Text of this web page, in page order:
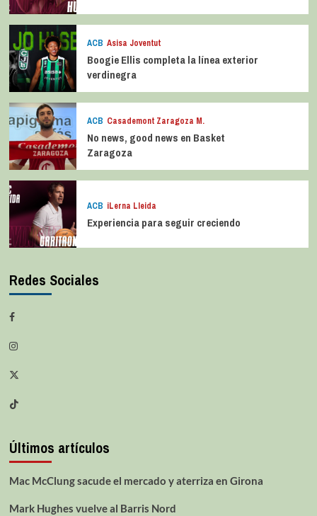
ACB Asisa Joventut
Boogie Ellis completa la línea exterior
verdinegra
ACB Casademont Zaragoza M.
No news, good news en Basket
Zaragoza
ACB iLerna Lleida
Experiencia para seguir creciendo
Redes Sociales
Últimos artículos
Mac McClung sacude el mercado y aterriza en Girona
Mark Hughes vuelve al Barris Nord